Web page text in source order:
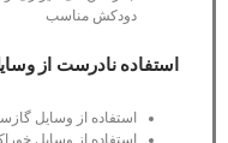
دودکش مناسب
استفاده نادرست از
استفاده از وسایل
استفاده از وسایل